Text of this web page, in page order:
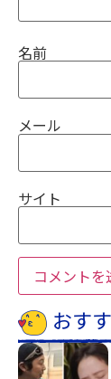
名前
メール
サイト
おす